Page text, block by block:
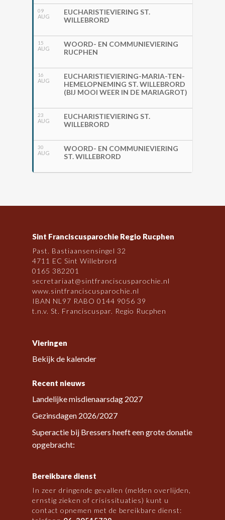
09
AUG
EUCHARISTIEVIERING ST.
WILLEBRORD
15
AUG
WOORD- EN COMMUNIEVIERING
RUCPHEN
16
AUG
EUCHARISTIEVIERING-MARIA-TEN-
HEMELOPNEMING ST. WILLEBRORD
(BIJ MOOI WEER IN DE MARIAGROT)
23
AUG
EUCHARISTIEVIERING ST.
WILLEBRORD
30
AUG
WOORD- EN COMMUNIEVIERING
ST. WILLEBRORD
Sint Franciscusparochie Regio Rucphen
Past. Bastiaansensingel 32
4711 EC Sint Willebrord
0165 382201
secretariaat@sintfranciscusparochie.nl
www.sintfranciscusparochie.nl
IBAN NL97 RABO 0144 9056 39
t.n.v. St. Franciscuspar. Regio Rucphen
Vieringen
Bekijk de kalender
Recent nieuws
Landelijke misdienaarsdag 2027
Gezinsdagen 2026/2027
Superactie bij Bressers heeft een grote donatie
opgebracht:
Bereikbare dienst
In zeer dringende gevallen (melden overlijden,
ernstig zieken of crisissituaties) kunt u
contact opnemen met de bereikbare dienst: